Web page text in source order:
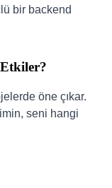
bir backend
öne çıkar.
seni hangi